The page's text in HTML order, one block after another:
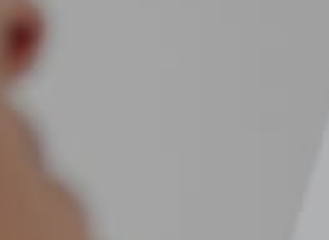
Agentur